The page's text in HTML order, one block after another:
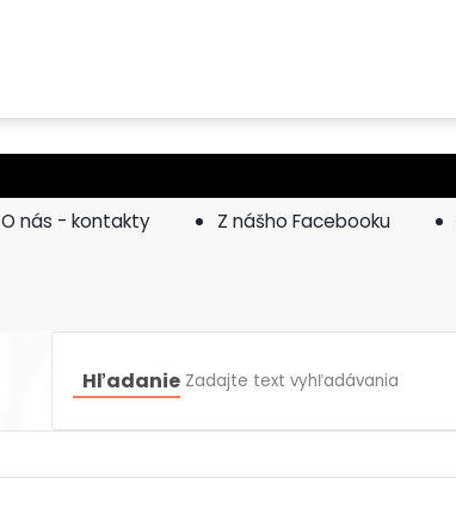
O nás - kontakty Z nášho Facebooku
Hľadanie